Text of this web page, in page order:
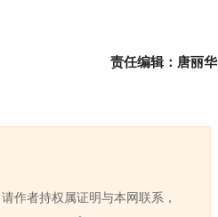
责任编辑：唐丽华
作者持权属证明与本网联系，